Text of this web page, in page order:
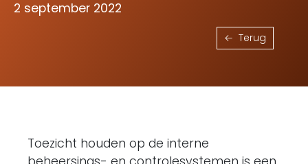
2 september 2022
Terug
Toezicht houden op de interne